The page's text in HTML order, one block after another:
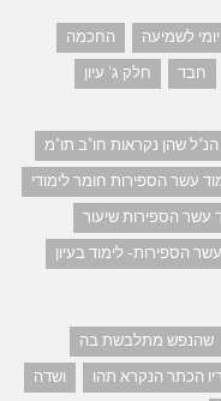
לשמיעה
החכמה
חבד
חלק ג' עיון
שהן נקראות חו"ב תו"מ
עשר הספירות חומר לימודי
עשר הספירות שיעור
הספירות- לימוד בעיון
שהנפש מתלבשת בה
הכתר הנקרא תהו
ושדה